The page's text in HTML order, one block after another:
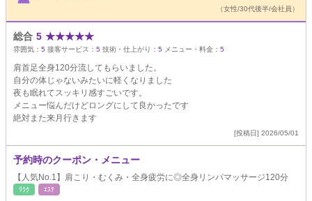
（女性/30代後半/会社員）
総合 5 ★★★★★
雰囲気： 5 接客サービス： 5 技術・仕上がり： 5 メニュー・料金： 5
肩首足全身120分流してもらいました。
自分の体じゃないみたいに軽くなりました
夜も眠れてスッキリ感すごいです。
メニュー悩んだけどロングにして良かったです
絶対また来月行きます
[投稿日] 2026/05/01
予約時のクーポン・メニュー
【人気No.1】肩こり・むくみ・全身疲労に◎全身リンパマッサージ120分
ﾘﾗｸ ｴｽﾃ